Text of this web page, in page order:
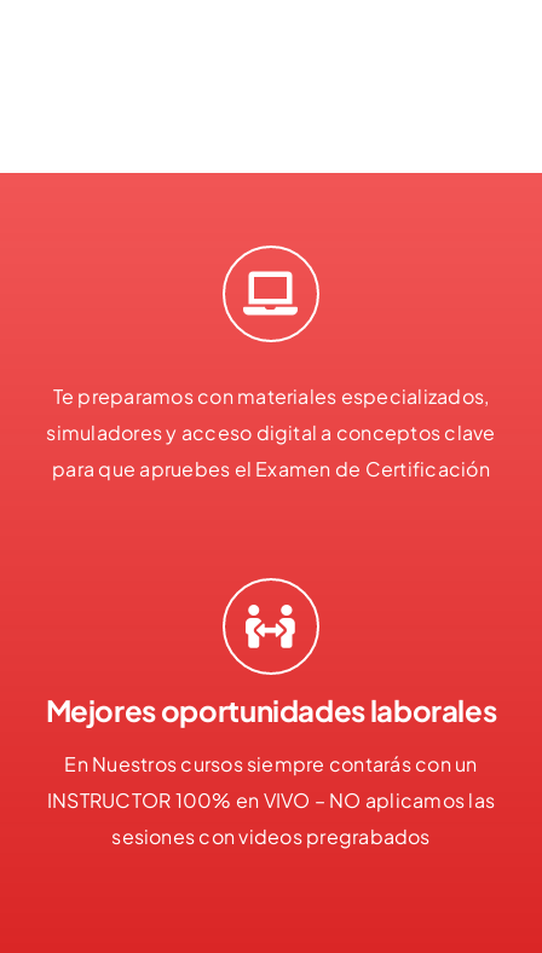
Te preparamos con materiales especializados,
simuladores y acceso digital a conceptos clave
para que apruebes el Examen de Certificación
Mejores oportunidades laborales
En Nuestros cursos siempre contarás con un
INSTRUCTOR 100% en VIVO – NO aplicamos las
sesiones con videos pregrabados